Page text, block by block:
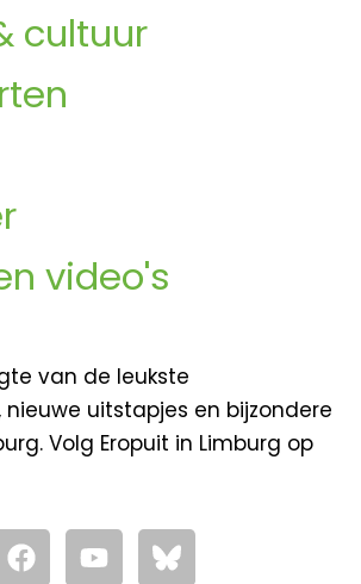
cultuur
video's
van de leukste
uitstapjes en bijzondere
Volg Eropuit in Limburg op
F
a
Y
o